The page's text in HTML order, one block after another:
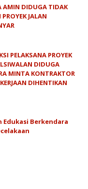
AMIN DIDUGA TIDAK
JALAN
PELAKSANA PROYEK
DIDUGA
MINTA KONTRAKTOR
DIHENTIKAN
Edukasi Berkendara